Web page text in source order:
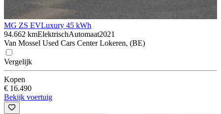
MG ZS EVLuxury 45 kWh
94.662 kmElektrischAutomaat2021
Van Mossel Used Cars Center Lokeren, (BE)
Vergelijk
Kopen
€ 16.490
Bekijk voertuig